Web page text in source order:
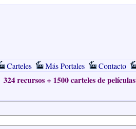
Carteles Más Portales Contacto
324 recursos + 1500 carteles de películas